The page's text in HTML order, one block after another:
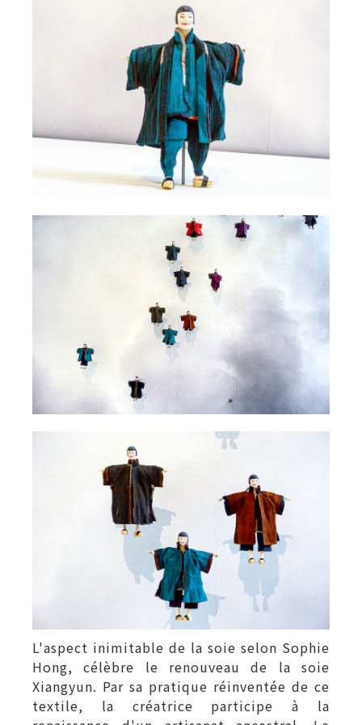
L'aspect inimitable de la soie selon Sophie
Hong, célèbre le renouveau de la soie
Xiangyun. Par sa pratique réinventée de ce
textile, la créatrice participe à la